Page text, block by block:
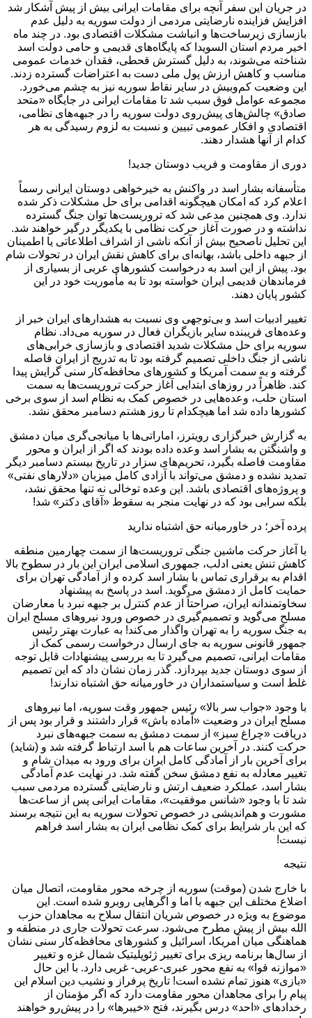
در جریان این سفر آنچه برای مقامات ایرانی بیش از پیش آشکار شد
افزایش فزاینده نارضایتی مردمی از دولت سوریه به دلیل عدم
بازسازی زیرساخت‌ها و انباشت مشکلات اقتصادی بود. در چند ماه
اخیر مردم استان السویدا که پایگاه‌های قدیمی و حامی دولت اسد
شناخته می‌شوند، به دلیل گسترش قحطی، فقدان خدمات عمومی
مناسب و کاهش ارزش پول ملی دست به اعتراضات گسترده زدند.
این وضعیت کم‌وبیش در سایر نقاط سوریه نیز به چشم می‌خورد.
مجموعه عوامل فوق سبب شد تا مقامات ایرانی در جایگاه «متحد
صادق» چالش‌های پیش‌روی دولت سوریه را در جبهه‌های نظامی،
اقتصادی و افکار عمومی تبیین و نسبت به لزوم رسیدگی به هر
کدام از آنها هشدار دهند.
دوری از مقاومت و فریب دوستان جدید!
متأسفانه بشار اسد در واکنش به خیرخواهی دوستان ایرانی رسماً
اعلام کرد که امکان هیچگونه اقدامی برای حل مشکلات ذکر شده
ندارد. وی همچنین مدعی شد که تروریست‌ها توان جنگ گسترده
نداشته و در صورت آغاز حرکت نظامی با یکدیگر درگیر خواهند شد.
این تحلیل ناصحیح بیش از آنکه ناشی از اشراف اطلاعاتی یا اطمینان
از جبهه داخلی باشد، بهانه‌ای برای کاهش نقش ایران در تحولات شام
بود. پیش از این اسد به درخواست کشورهای عربی از بسیاری از
فرماندهان قدیمی ایران خواسته بود تا به مأموریت خود در این
کشور پایان دهند.
تغییر ادبیات اسد و بی‌توجهی وی نسبت به هشدارهای ایران خبر از
وعده‌های فریبنده سایر بازیگران فعال در سوریه می‌داد. نظام
سوریه برای حل مشکلات شدید اقتصادی و بازسازی خرابی‌های
ناشی از جنگ داخلی تصمیم گرفته بود تا به تدریج از ایران فاصله
گرفته و به سمت آمریکا و کشورهای محافظه‌کار سنی گرایش پیدا
کند. ظاهراً در روزهای ابتدایی آغاز حرکت تروریست‌ها به سمت
استان حلب، وعده‌هایی در خصوص کمک به نظام اسد از سوی برخی
کشورها داده شد اما هیچکدام تا روز هشتم دسامبر محقق نشد.
به گزارش خبرگزاری رویترز، اماراتی‌ها با میانجی‌گری میان دمشق
و واشنگتن به بشار اسد وعده داده بودند که اگر از ایران و محور
مقاومت فاصله بگیرد، تحریم‌های سزار در تاریخ بیستم دسامبر دیگر
تمدید نشده و دمشق می‌تواند با آزادی کامل میزبان «دلارهای نفتی»
و پروژه‌های اقتصادی باشد. این وعده توخالی نه تنها محقق نشد،
بلکه سرابی بود که در نهایت منجر به سقوط «آقای دکتر» شد!
پرده آخر؛ در خاورمیانه حق اشتباه ندارید
با آغاز حرکت ماشین جنگی تروریست‌ها از سمت چهارمین منطقه
کاهش تنش یعنی ادلب، جمهوری اسلامی ایران این بار در سطوح بالا
اقدام به برقراری تماس با بشار اسد کرده و از آمادگی تهران برای
حمایت کامل از دمشق می‌گوید. اسد در پاسخ به پیشنهاد
سخاوتمندانه ایران، صراحتاً از عدم کنترل بر جبهه نبرد با معارضان
مسلح می‌گوید و تصمیم‌گیری در خصوص ورود نیروهای مسلح ایران
به جنگ سوریه را به تهران واگذار می‌کند! به عبارت بهتر رئیس
جمهور قانونی سوریه به جای ارسال درخواست رسمی کمک از
مقامات ایرانی، تصمیم می‌گیرد تا به بررسی پیشنهادات قابل توجه
از سوی دوستان جدید بپردازد. گذر زمان نشان داد که این تصمیم
غلط است و سیاستمداران در خاورمیانه حق اشتباه ندارند!
با وجود «جواب سر بالا» رئیس جمهور وقت سوریه، اما نیروهای
مسلح ایران در وضعیت «آماده باش» قرار داشتند و قرار بود پس از
دریافت «چراغ سبز» از سمت دمشق به سمت جبهه‌های نبرد
حرکت کنند. در آخرین ساعات هم با اسد ارتباط گرفته شد و (شاید)
برای آخرین بار از آمادگی کامل ایران برای ورود به میدان شام و
تغییر معادله به نفع دمشق سخن گفته شد. در نهایت عدم آمادگی
بشار اسد، عملکرد ضعیف ارتش و نارضایتی گسترده مردمی سبب
شد تا با وجود «شانس موفقیت»، مقامات ایرانی پس از ساعت‌ها
مشورت و هم‌اندیشی در خصوص تحولات سوریه به این نتیجه برسند
که این بار شرایط برای کمک نظامی ایران به بشار اسد فراهم
نیست!
نتیجه
با خارج شدن (موقت) سوریه از چرخه محور مقاومت، اتصال میان
اضلاع مختلف این جبهه با اما و اگرهایی روبرو شده است. این
موضوع به ویژه در خصوص شریان انتقال سلاح به مجاهدان حزب
الله بیش از پیش مطرح می‌شود. سرعت تحولات جاری در منطقه و
هماهنگی میان آمریکا، اسرائیل و کشورهای محافظه‌کار سنی نشان
از سال‌ها برنامه ریزی برای تغییر ژئوپلیتیک شمال غزه و تغییر
«موازنه قوا» به نفع محور عبری-عربی- غربی دارد. با این حال
«بازی» هنوز تمام نشده است! تاریخ پرفراز و نشیب دین اسلام این
پیام را برای مجاهدان محور مقاومت دارد که اگر مؤمنان از
رخدادهای «احد» درس بگیرند، فتح «خیبرها» را در پیش‌رو خواهند